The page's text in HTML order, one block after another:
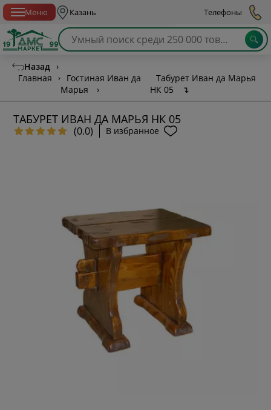
Меню Казань Телефоны
Назад ›
Главная
›
Гостиная Иван да
Марья
›
Табурет Иван да Марья
НК 05
↴
ТАБУРЕТ ИВАН ДА МАРЬЯ НК 05
(0.0) В избранное